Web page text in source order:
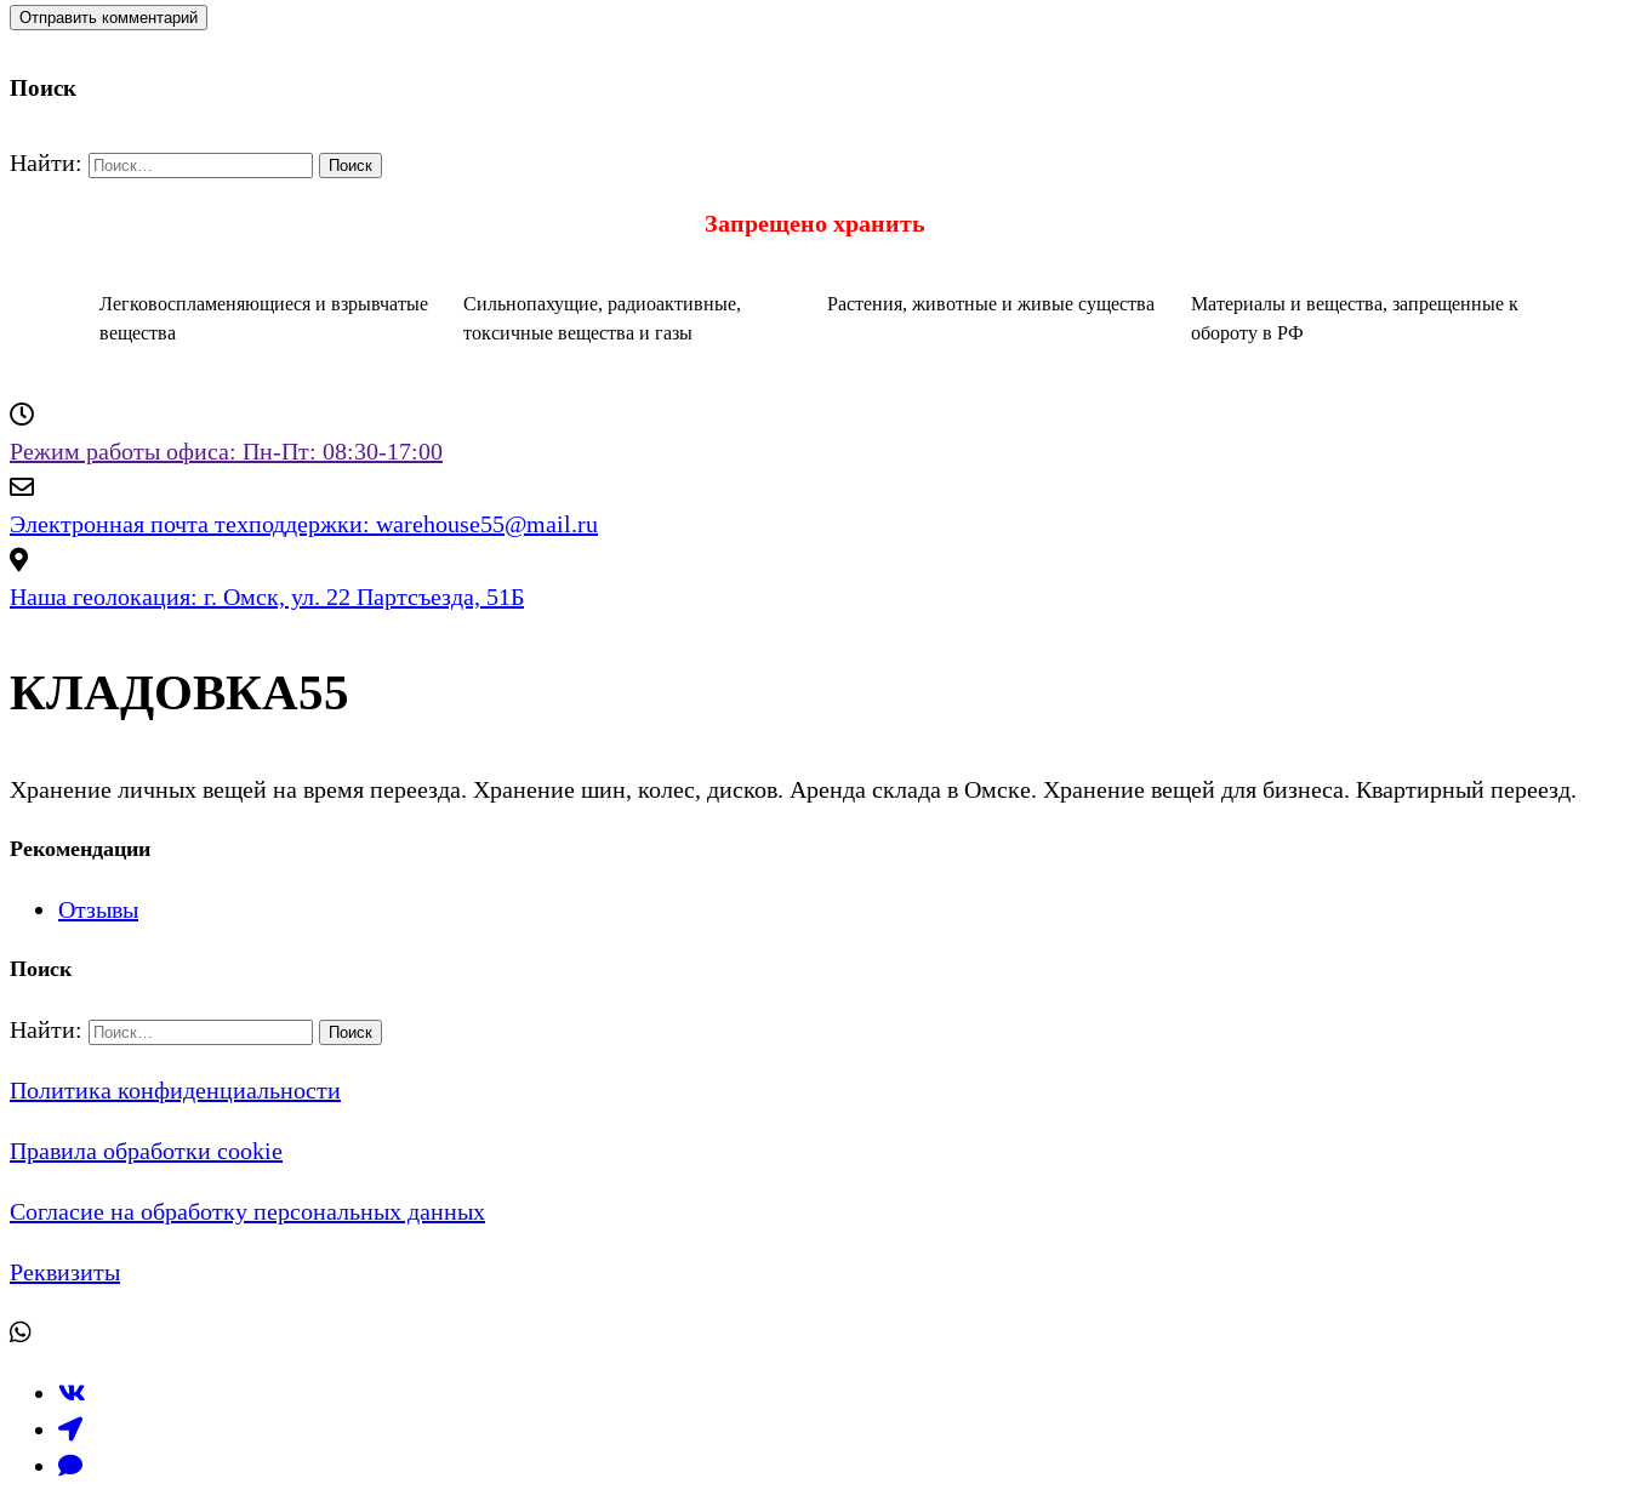
Поиск
Найти:
Запрещено хранить
Легковоспламеняющиеся и взрывчатые
вещества
Сильнопахущие, радиоактивные,
токсичные вещества и газы
Растения, животные и живые существа
Материалы и вещества, запрещенные к
обороту в РФ
Режим работы офиса: Пн-Пт: 08:30-17:00
Электронная почта техподдержки: warehouse55@mail.ru
Наша геолокация: г. Омск, ул. 22 Партсъезда, 51Б
КЛАДОВКА55
Хранение личных вещей на время переезда. Хранение шин, колес, дисков. Аренда склада в Омске. Хранение вещей для бизнеса. Квартирный переезд.
Рекомендации
Отзывы
Поиск
Найти:
Политика конфиденциальности
Правила обработки cookie
Согласие на обработку персональных данных
Реквизиты